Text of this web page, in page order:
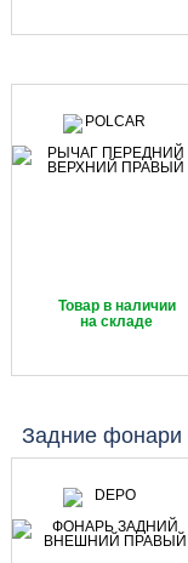
Товар в наличии
на складе
Задние фонари